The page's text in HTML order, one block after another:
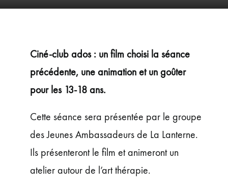
Ciné-club ados : un film choisi la séance
précédente, une animation et un goûter
pour les 13-18 ans.
Cette séance sera présentée par le groupe
des Jeunes Ambassadeurs de La Lanterne.
Ils présenteront le film et animeront un
atelier autour de l’art thérapie.